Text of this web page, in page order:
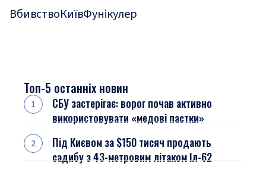
ВбивствоКиївФунікулер
Топ-5 останніх новин
СБУ застерігає: ворог почав активно
використовувати «медові пастки»
Під Києвом за $150 тисяч продають
садибу з 43-метровим літаком Іл-62